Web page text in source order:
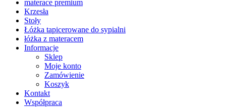
materace premium
Krzesła
Stoły
Łóżka tapicerowane do sypialni
łóżka z materacem
Informacje
Sklep
Moje konto
Zamówienie
Koszyk
Kontakt
Współpraca